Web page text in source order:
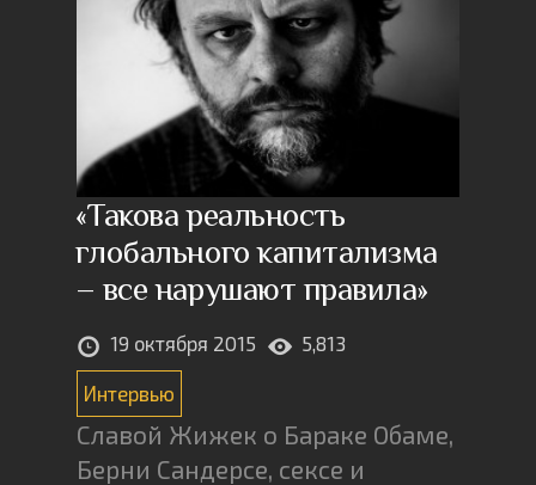
«Такова реальность
глобального капитализма
– все нарушают правила»
19 октября 2015 5,813
Интервью
Славой Жижек о Бараке Обаме,
Берни Сандерсе, сексе и